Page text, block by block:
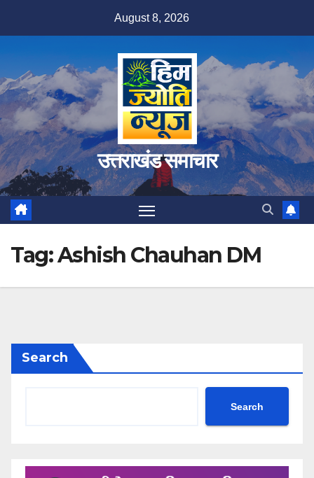
August 8, 2026
उत्तराखंड समाचार
Tag:Ashish Chauhan DM
Search
Search